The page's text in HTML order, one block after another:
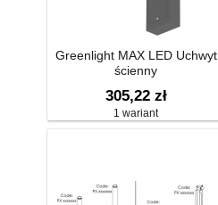
Greenlight MAX LED Uchwyt
ścienny
305,22 zł
1 wariant